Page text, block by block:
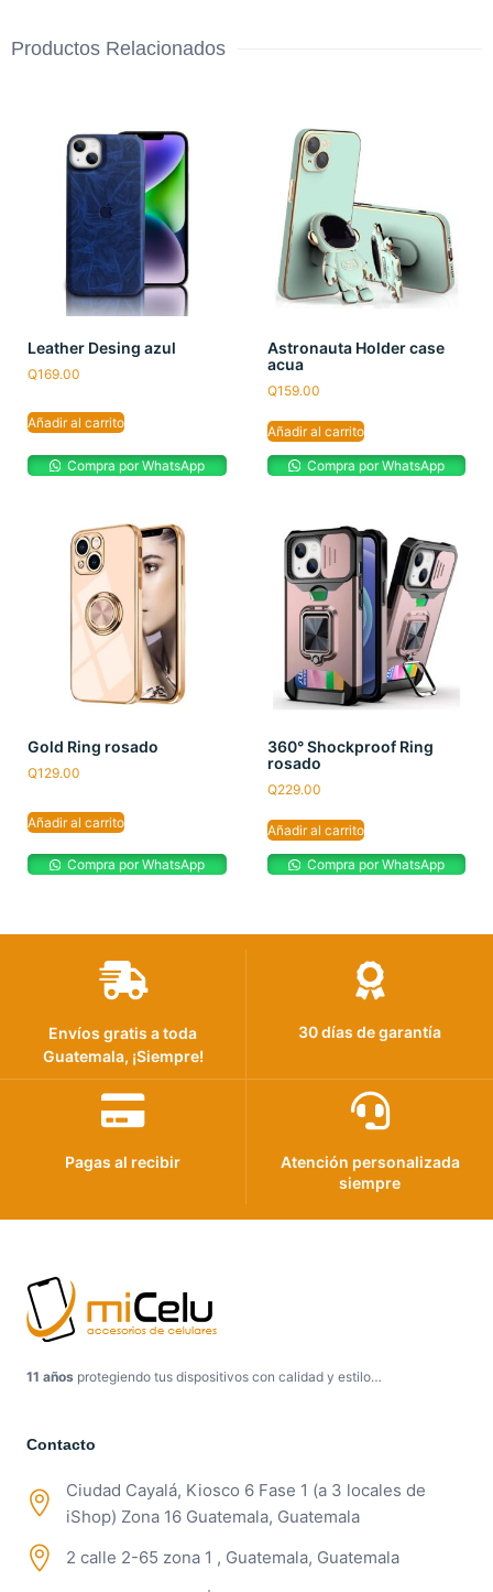
Productos Relacionados
Leather Desing azul
Q169.00
Añadir al carrito
Compra por WhatsApp
Astronauta Holder case
acua
Q159.00
Añadir al carrito
Compra por WhatsApp
Gold Ring rosado
Q129.00
Añadir al carrito
Compra por WhatsApp
360° Shockproof Ring
rosado
Q229.00
Añadir al carrito
Compra por WhatsApp
Envíos gratis a toda
Guatemala, ¡Siempre!
30 días de garantía
Pagas al recibir
Atención personalizada
siempre
11 años protegiendo tus dispositivos con calidad y estilo…
Contacto
Ciudad Cayalá, Kiosco 6 Fase 1 (a 3 locales de
iShop) Zona 16 Guatemala, Guatemala
2 calle 2-65 zona 1 , Guatemala, Guatemala